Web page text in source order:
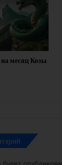
месяц Козы